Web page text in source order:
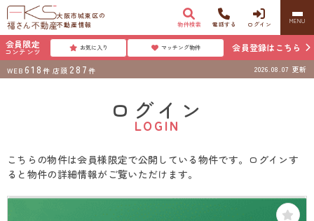
大阪市城東区の
不動産情報
物件検索 電話する ログイン MENU
会員限定
コンテンツ お気に入り マッチング物件 会員登録はこちら
WEB 618 件 店頭 287 件 2026.08.07 更新
ログイン
LOGIN
こちらの物件は会員様限定で公開している物件です。ログインす
ると物件の詳細情報がご覧いただけます。